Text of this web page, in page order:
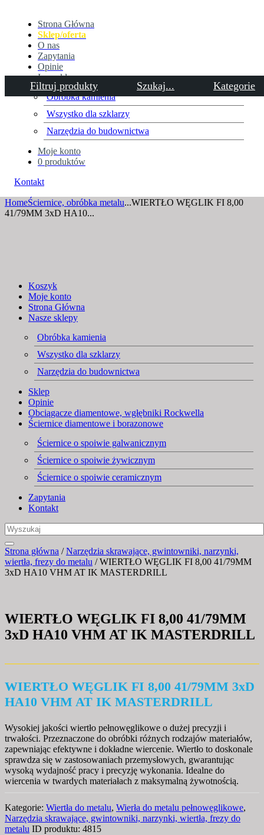
Filtruj produkty Szukaj... Kategorie
Strona Główna
Sklep/oferta
O nas
Zapytania
Opinie
Inne sklepy
Obróbka kamienia
Wszystko dla szklarzy
Narzędzia do budownictwa
Moje konto
0 produktów
Kontakt
WIERTŁO WĘGLIK FI 8,00
41/79MM 3xD HA10 VHM AT
IK MASTERDRILL
HomeŚciernice, obróbka metalu...WIERTŁO WĘGLIK FI 8,00
41/79MM 3xD HA10...
Koszyk
Moje konto
Strona Główna
Nasze sklepy
Obróbka kamienia
Wszystko dla szklarzy
Narzędzia do budownictwa
Sklep
Opinie
Obciągacze diamentowe, wgłębniki Rockwella
Ściernice diamentowe i borazonowe
Ściernice o spoiwie galwanicznym
Ściernice o spoiwie żywicznym
Ściernice o spoiwie ceramicznym
Zapytania
Kontakt
Strona główna /Narzędzia skrawające, gwintowniki, narzynki,
wiertła, frezy do metalu / WIERTŁO WĘGLIK FI 8,00 41/79MM
3xD HA10 VHM AT IK MASTERDRILL
WIERTŁO WĘGLIK FI 8,00 41/79MM
3xD HA10 VHM AT IK MASTERDRILL
WIERTŁO WĘGLIK FI 8,00 41/79MM 3xD
HA10 VHM AT IK MASTERDRILL
Wysokiej jakości wiertło pełnowęglikowe o dużej precyzji i
trwałości. Przeznaczone do obróbki różnych rodzajów materiałów,
zapewniając efektywne i dokładne wiercenie. Wiertło to doskonale
sprawdza się w zastosowaniach przemysłowych, gwarantując
wysoką wydajność pracy i precyzję wykonania. Idealne do
wiercenia w twardych materiałach z maksymalną żywotnością.
Kategorie: Wiertła do metalu, Wierła do metalu pełnowęglikowe,
Narzędzia skrawające, gwintowniki, narzynki, wiertła, frezy do
metalu ID produktu: 4815